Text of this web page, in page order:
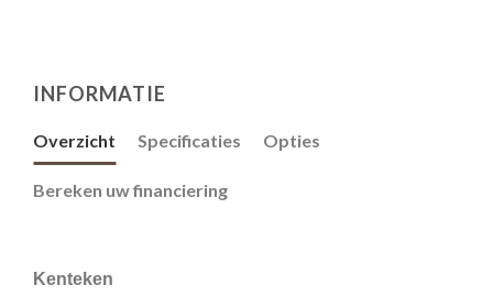
INFORMATIE
Overzicht Specificaties Opties
Bereken uw financiering
Kenteken